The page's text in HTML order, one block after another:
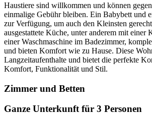
Haustiere sind willkommen und können
einmalige Gebühr bleiben. Ein Babybett und
zur Verfügung, um auch den Kleinsten
ausgestattete Küche, unter anderem mit einer
einer Waschmaschine im Badezimmer,
und bieten Komfort wie zu Hause. Diese
Langzeitaufenthalte und bietet die perfekte
Komfort, Funktionalität und Stil.
Zimmer und Betten
Ganze Unterkunft für 3 Personen